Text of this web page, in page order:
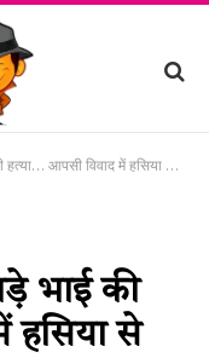
में हसिया से किया वार…पति-पत्नी गिरफ्तार
भाई की
हसिया से